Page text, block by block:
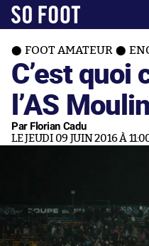
FOOT AMATEUR
C’est quoi
l’AS
Par Florian Cadu
LE JEUDI 09 JUIN 2016 À